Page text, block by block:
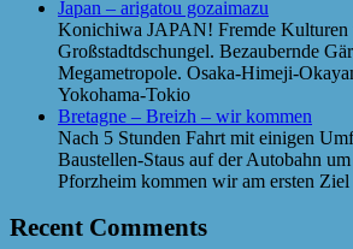
Japan – arigatou gozaimazu
Konichiwa JAPAN! Fremde Kulturen
Großstadtdschungel. Bezaubernde
Megametropole. Osaka-Himeji-
Yokohama-Tokio
Bretagne – Breizh – wir kommen
Nach 5 Stunden Fahrt mit einigen
Baustellen-Staus auf der Autobahn
Pforzheim kommen wir am ersten Ziel
Recent Comments